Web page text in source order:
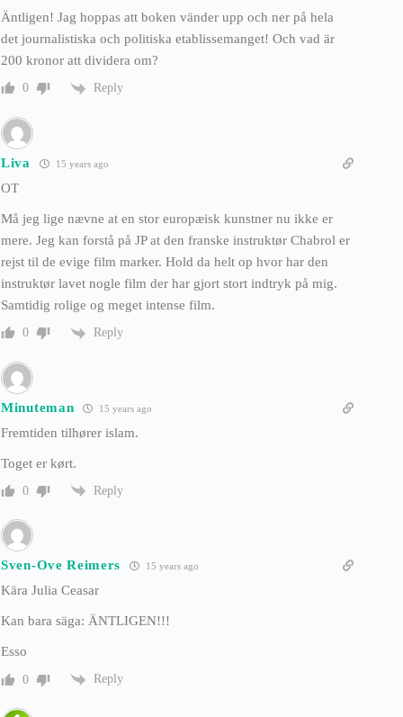
Äntligen! Jag hoppas att boken vänder upp och ner på hela
det journalistiska och politiska etablissemanget! Och vad är
200 kronor att dividera om?
0 Reply
Liva 15 years ago
OT
Må jeg lige nævne at en stor europæisk kunstner nu ikke er
mere. Jeg kan forstå på JP at den franske instruktør Chabrol er
rejst til de evige film marker. Hold da helt op hvor har den
instruktør lavet nogle film der har gjort stort indtryk på mig.
Samtidig rolige og meget intense film.
0 Reply
Minuteman 15 years ago
Fremtiden tilhører islam.
Toget er kørt.
0 Reply
Sven-Ove Reimers 15 years ago
Kära Julia Ceasar
Kan bara säga: ÄNTLIGEN!!!
Esso
0 Reply